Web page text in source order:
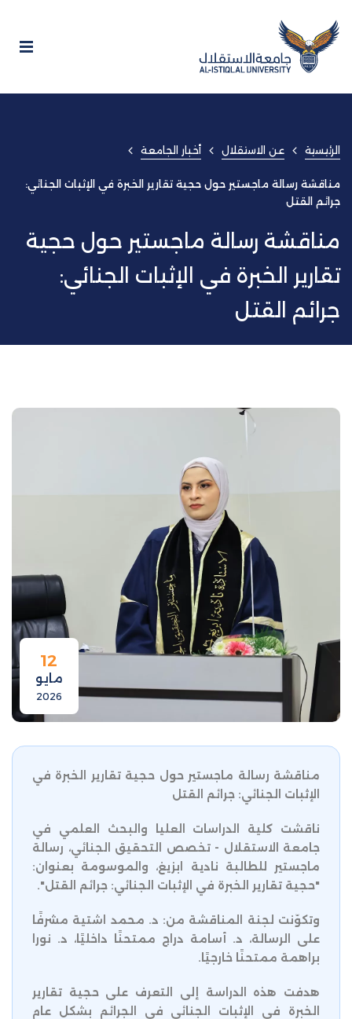
الرئيسية عن الاستقلال أخبار الجامعة
مناقشة رسالة ماجستير حول حجية تقارير الخبرة في الإثبات الجنائي:
جرائم القتل
مناقشة رسالة ماجستير حول حجية
تقارير الخبرة في الإثبات الجنائي:
جرائم القتل
12
مايو
2026
مناقشة رسالة ماجستير حول حجية تقارير الخبرة في
الإثبات الجنائي: جرائم القتل
ناقشت كلية الدراسات العليا والبحث العلمي في
جامعة الاستقلال - تخصص التحقيق الجنائي، رسالة
ماجستير للطالبة نادية ابزيغ، والموسومة بعنوان:
"حجية تقارير الخبرة في الإثبات الجنائي: جرائم القتل".
وتكوّنت لجنة المناقشة من: د. محمد اشتية مشرفًا
على الرسالة، د. أسامة دراج ممتحنًا داخليًا، د. نورا
براهمة ممتحنًا خارجيًا.
هدفت هذه الدراسة إلى التعرف على حجية تقارير
الخبرة في الإثبات الجنائي في الجرائم بشكل عام